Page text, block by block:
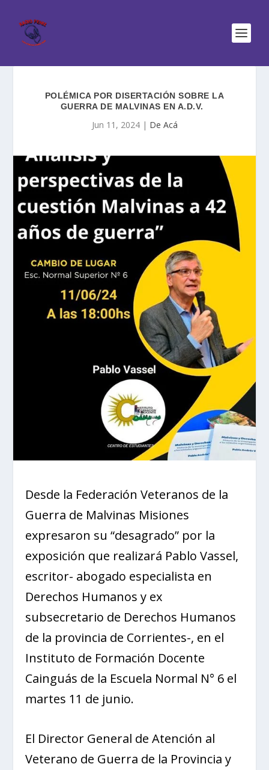
POLÉMICA POR DISERTACIÓN SOBRE LA
GUERRA DE MALVINAS EN A.D.V.
Jun 11, 2024| De Acá
Desde la Federación Veteranos de la
Guerra de Malvinas Misiones
expresaron su “desagrado” por la
exposición que realizará Pablo Vassel,
escritor- abogado especialista en
Derechos Humanos y ex
subsecretario de Derechos Humanos
de la provincia de Corrientes-, en el
Instituto de Formación Docente
Cainguás de la Escuela Normal N° 6 el
martes 11 de junio.
El Director General de Atención al
Veterano de Guerra de la Provincia y